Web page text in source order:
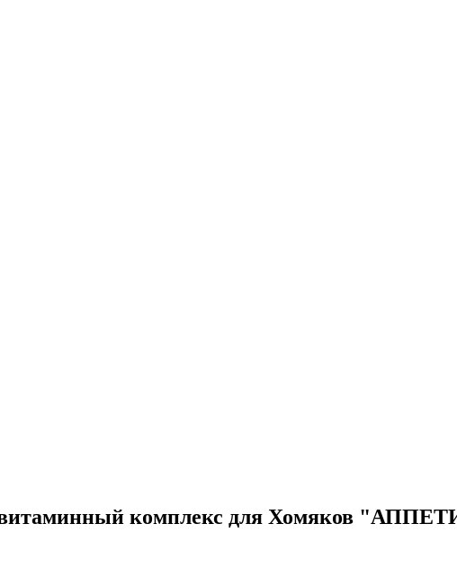
комплекс для Хомяков